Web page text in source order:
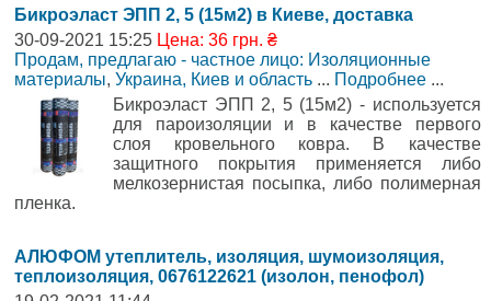
Бикроэласт ЭПП 2, 5 (15м2) в Киеве, доставка
30-09-2021 15:25 Цена: 36 грн. ₴
Продам, предлагаю - частное лицо: Изоляционные
материалы, Украина, Киев и область ... Подробнее ...
Бикроэласт ЭПП 2, 5 (15м2) - используется
для пароизоляции и в качестве первого
слоя кровельного ковра. В качестве
защитного покрытия применяется либо
мелкозернистая посыпка, либо полимерная
пленка.
АЛЮФОМ утеплитель, изоляция, шумоизоляция,
теплоизоляция, 0676122621 (изолон, пенофол)